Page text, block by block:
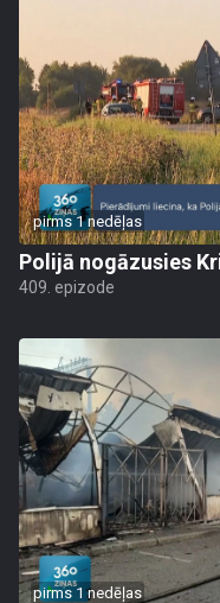
pirms 1 nedēļas
Polijā nogāzusies
409. epizode
pirms 1 nedēļas